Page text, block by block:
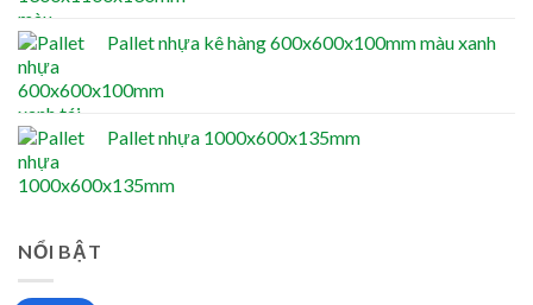
Pallet nhựa kê hàng 600x600x100mm màu xanh
Pallet nhựa 1000x600x135mm
NỔI BẬT